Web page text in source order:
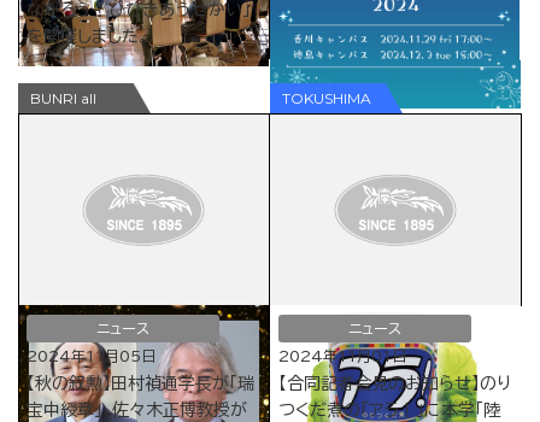
ながろう！ひびきあうせかい」
を開催しました。
ニュース
2024年11月05日
【秋の叙勲】田村禎通学長が「瑞
宝中綬章」、佐々木正博教授が
ニュース
2024年11月01日
【合同記者会見のお知らせ】のり
つくだ煮の「アラ！」に本学「陸